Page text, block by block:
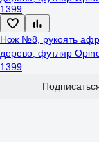
Нож №8, рукоять
дерево, футляр
1399